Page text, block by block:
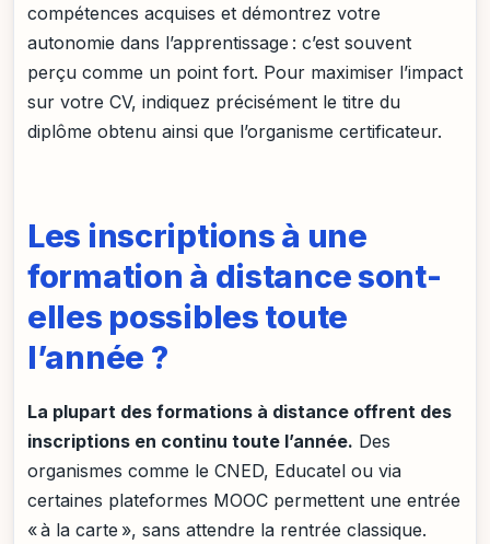
compétences acquises et démontrez votre
autonomie dans l’apprentissage : c’est souvent
perçu comme un point fort. Pour maximiser l’impact
sur votre CV, indiquez précisément le titre du
diplôme obtenu ainsi que l’organisme certificateur.
Les inscriptions à une
formation à distance sont-
elles possibles toute
l’année ?
La plupart des formations à distance offrent des
inscriptions en continu toute l’année. Des
organismes comme le CNED, Educatel ou via
certaines plateformes MOOC permettent une entrée
« à la carte », sans attendre la rentrée classique.